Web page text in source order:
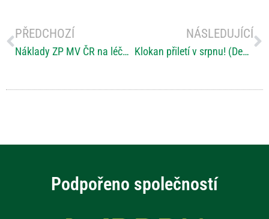
PŘEDCHOZÍ
Náklady ZP MV ČR na léčbu roztroušené sklerózy rostou. Včasný záchyt a moderní léčba dávají pacientům šanci na plnohodnotný život
NÁSLEDUJÍCÍ
Klokan přiletí v srpnu! (Deník sklerotičky)
Podpořeno společností